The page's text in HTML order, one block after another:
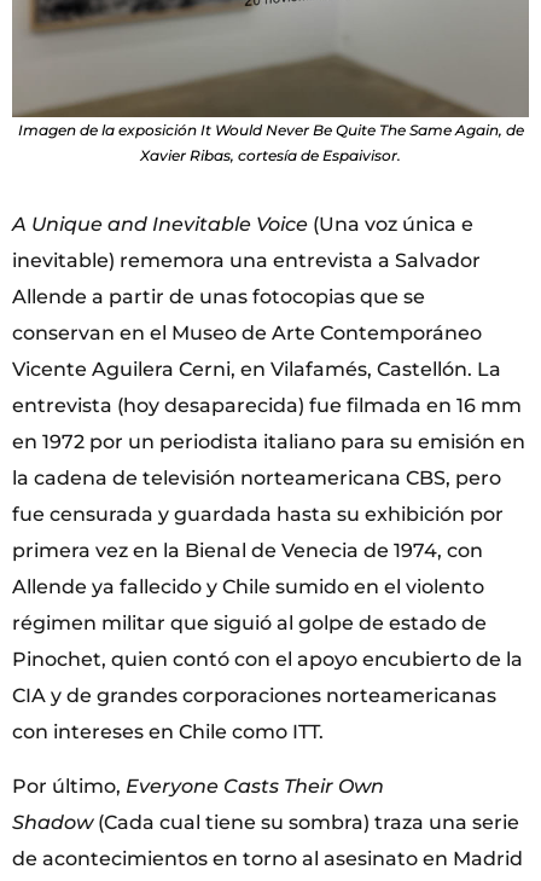
Imagen de la exposición It Would Never Be Quite The Same Again, de
Xavier Ribas, cortesía de Espaivisor.
A Unique and Inevitable Voice (Una voz única e
inevitable) rememora una entrevista a Salvador
Allende a partir de unas fotocopias que se
conservan en el Museo de Arte Contemporáneo
Vicente Aguilera Cerni, en Vilafamés, Castellón. La
entrevista ­(hoy desaparecida) fue filmada en 16 mm
en 1972 por un periodista italiano para su emisión en
la cadena de televisión norteamericana CBS, pero
fue censurada y guardada hasta su exhibición por
primera vez en la Bienal de Venecia de 1974, con
Allende ya fallecido y Chile sumido en el violento
régimen militar que siguió al golpe de estado de
Pinochet, quien contó con el apoyo encubierto de la
CIA y de grandes corporaciones norteamericanas
con intereses en Chile como ITT.
Por último, Everyone Casts Their Own
Shadow (Cada cual tiene su sombra) traza una serie
de acontecimientos en torno al asesinato en Madrid